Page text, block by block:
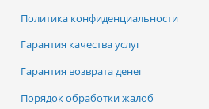
Политика конфиденциальности
Гарантия качества услуг
Гарантия возврата денег
Порядок обработки жалоб